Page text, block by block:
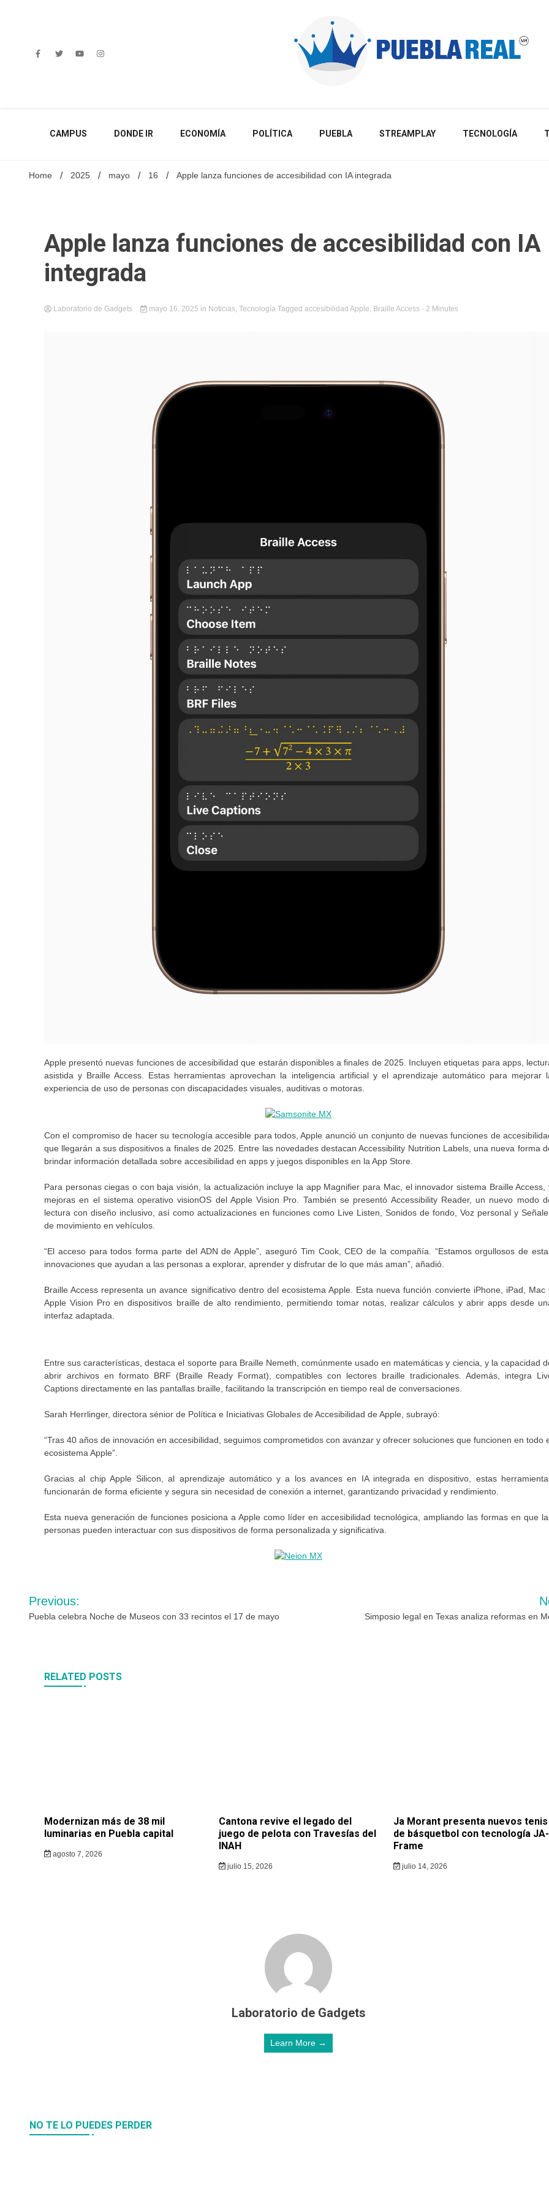
CAMPUS DONDE IR ECONOMÍA POLÍTICA PUEBLA STREAMPLAY TECNOLOGÍA
Home 2025 mayo 16 Apple lanza funciones de accesibilidad con IA integrada
Apple lanza funciones de accesibilidad con IA
integrada
Laboratorio de Gadgets mayo 16, 2025 in Noticias, Tecnología Tagged accesibilidad Apple, Braille Access - 2 Minutes
Apple presentó nuevas funciones de accesibilidad que estarán disponibles a finales de 2025. Incluyen etiquetas para apps,
asistida y Braille Access. Estas herramientas aprovechan la inteligencia artificial y el aprendizaje automático para mejorar
experiencia de uso de personas con discapacidades visuales, auditivas o motoras.
Con el compromiso de hacer su tecnología accesible para todos, Apple anunció un conjunto de nuevas funciones de
que llegarán a sus dispositivos a finales de 2025. Entre las novedades destacan Accessibility Nutrition Labels, una nueva forma
brindar información detallada sobre accesibilidad en apps y juegos disponibles en la App Store.
Para personas ciegas o con baja visión, la actualización incluye la app Magnifier para Mac, el innovador sistema Braille Access,
mejoras en el sistema operativo visionOS del Apple Vision Pro. También se presentó Accessibility Reader, un nuevo modo
lectura con diseño inclusivo, así como actualizaciones en funciones como Live Listen, Sonidos de fondo, Voz personal y
de movimiento en vehículos.
“El acceso para todos forma parte del ADN de Apple”, aseguró Tim Cook, CEO de la compañía. “Estamos orgullosos de
innovaciones que ayudan a las personas a explorar, aprender y disfrutar de lo que más aman”, añadió.
Braille Access representa un avance significativo dentro del ecosistema Apple. Esta nueva función convierte iPhone, iPad, Mac
Apple Vision Pro en dispositivos braille de alto rendimiento, permitiendo tomar notas, realizar cálculos y abrir apps desde
interfaz adaptada.
Entre sus características, destaca el soporte para Braille Nemeth, comúnmente usado en matemáticas y ciencia, y la capacidad
abrir archivos en formato BRF (Braille Ready Format), compatibles con lectores braille tradicionales. Además, integra
Captions directamente en las pantallas braille, facilitando la transcripción en tiempo real de conversaciones.
Sarah Herrlinger, directora sénior de Política e Iniciativas Globales de Accesibilidad de Apple, subrayó:
“Tras 40 años de innovación en accesibilidad, seguimos comprometidos con avanzar y ofrecer soluciones que funcionen en todo
ecosistema Apple”.
Gracias al chip Apple Silicon, al aprendizaje automático y a los avances en IA integrada en dispositivo, estas
funcionarán de forma eficiente y segura sin necesidad de conexión a internet, garantizando privacidad y rendimiento.
Esta nueva generación de funciones posiciona a Apple como líder en accesibilidad tecnológica, ampliando las formas en que
personas pueden interactuar con sus dispositivos de forma personalizada y significativa.
Navegación
de
Previous:
Puebla celebra Noche de Museos con 33 recintos el 17 de mayo Simposio legal en Texas analiza reformas en
RELATED POSTS
Modernizan más de 38 mil
luminarias en Puebla capital
agosto 7, 2026
Cantona revive el legado del
juego de pelota con Travesías del
INAH
julio 15, 2026
Ja Morant presenta nuevos tenis
de básquetbol con tecnología JA-
Frame
julio 14, 2026
Laboratorio de Gadgets
Learn More →
NO TE LO PUEDES PERDER